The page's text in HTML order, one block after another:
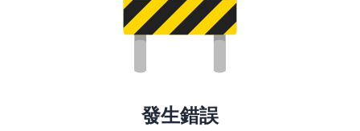
發生錯誤